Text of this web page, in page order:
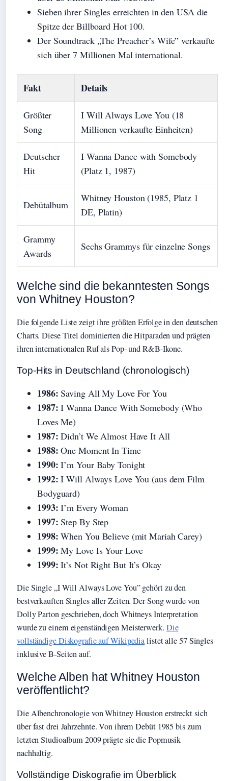
Sieben ihrer Singles erreichten in den USA die
Spitze der Billboard Hot 100.
Der Soundtrack „The Preacher’s Wife” verkaufte
sich über 7 Millionen Mal international.
Fakt Details
Größter
Song
I Will Always Love You (18
Millionen verkaufte Einheiten)
Deutscher
Hit
I Wanna Dance with Somebody
(Platz 1, 1987)
Debütalbum
Whitney Houston (1985, Platz 1
DE, Platin)
Grammy
Awards
Sechs Grammys für einzelne Songs
Welche sind die bekanntesten Songs
von Whitney Houston?
Die folgende Liste zeigt ihre größten Erfolge in den deutschen
Charts. Diese Titel dominierten die Hitparaden und prägten
ihren internationalen Ruf als Pop- und R&B-Ikone.
Top-Hits in Deutschland (chronologisch)
1986: Saving All My Love For You
1987: I Wanna Dance With Somebody (Who
Loves Me)
1987: Didn’t We Almost Have It All
1988: One Moment In Time
1990: I’m Your Baby Tonight
1992: I Will Always Love You (aus dem Film
Bodyguard)
1993: I’m Every Woman
1997: Step By Step
1998: When You Believe (mit Mariah Carey)
1999: My Love Is Your Love
1999: It’s Not Right But It’s Okay
Die Single „I Will Always Love You” gehört zu den
bestverkauften Singles aller Zeiten. Der Song wurde von
Dolly Parton geschrieben, doch Whitneys Interpretation
wurde zu einem eigenständigen Meisterwerk. Die
vollständige Diskografie auf Wikipedialistet alle 57 Singles
inklusive B-Seiten auf.
Welche Alben hat Whitney Houston
veröffentlicht?
Die Albenchronologie von Whitney Houston erstreckt sich
über fast drei Jahrzehnte. Von ihrem Debüt 1985 bis zum
letzten Studioalbum 2009 prägte sie die Popmusik
nachhaltig.
Vollständige Diskografie im Überblick